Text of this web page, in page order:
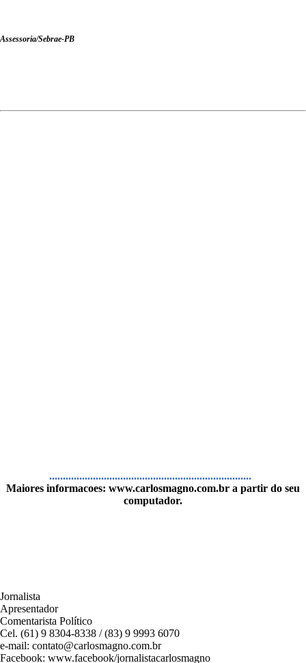
Assessoria/Sebrae-PB
..........................................................................
Maiores informacoes: www.carlosmagno.com.br a partir do seu
computador.
Jornalista
Apresentador
Comentarista Político
Cel. (61) 9 8304-8338 / (83) 9 9993 6070
e-mail: contato@carlosmagno.com.br
Facebook: www.facebook/jornalistacarlosmagno